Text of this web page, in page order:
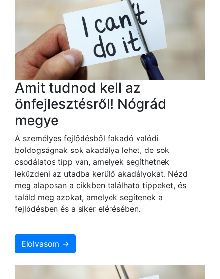
Amit tudnod kell az
önfejlesztésről! Nógrád
megye
A személyes fejlődésből fakadó valódi
boldogságnak sok akadálya lehet, de sok
csodálatos tipp van, amelyek segíthetnek
leküzdeni az utadba kerülő akadályokat. Nézd
meg alaposan a cikkben található tippeket, és
találd meg azokat, amelyek segítenek a
fejlődésben és a siker elérésében.
Elolvasom →